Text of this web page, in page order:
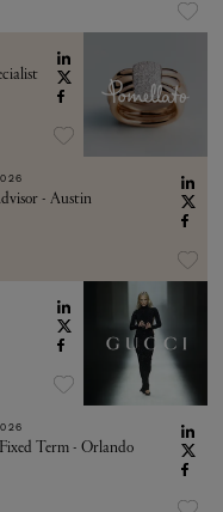
- Austin
Term - Orlando